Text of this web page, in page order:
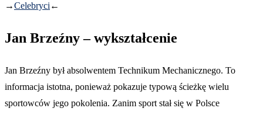
→Celebryci ←
Jan Brzeźny – wykształcenie
Jan Brzeźny był absolwentem Technikum Mechanicznego. To
informacja istotna, ponieważ pokazuje typową ścieżkę wielu
sportowców jego pokolenia. Zanim sport stał się w Polsce